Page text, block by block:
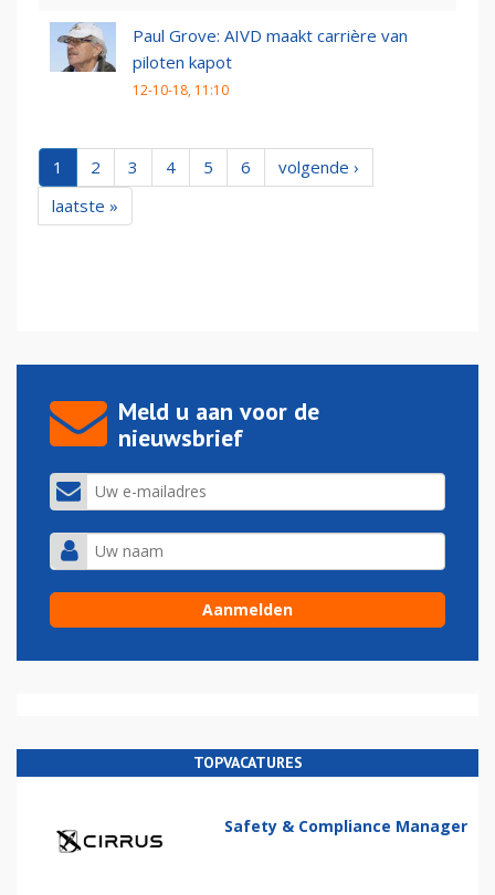
Paul Grove: AIVD maakt carrière van
piloten kapot
12-10-18, 11:10
1 2 3 4 5 6
volgende ›
laatste »
Meld u aan voor de
nieuwsbrief
TOPVACATURES
Safety & Compliance Manager